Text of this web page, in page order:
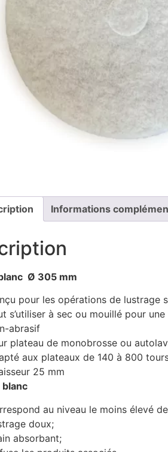
Informations
Ø 305 mm
pour les opérations de lustrage
s’utiliser à sec ou mouillé pour
abrasif
plateau de monobrosse ou
aux plateaux de 140 à 800
25 mm
blanc
au niveau le moins élevé
doux;
absorbant;